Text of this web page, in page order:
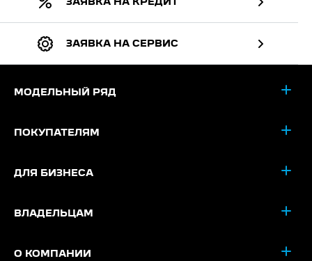
ЗАЯВКА НА КРЕДИТ
ЗАЯВКА НА СЕРВИС
МОДЕЛЬНЫЙ РЯД
ПОКУПАТЕЛЯМ
ДЛЯ БИЗНЕСА
ВЛАДЕЛЬЦАМ
О КОМПАНИИ